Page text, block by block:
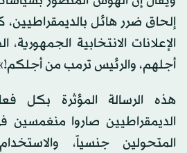
إلحاق ضرر هائل
الإعلانات الانتخابية
أجلهم، والرئيس ترمب من
هذه الرسالة المؤثرة بكل
الديمقراطيين صاروا
المتحولين جنسياً،